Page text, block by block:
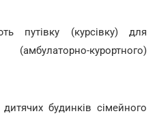
путівку (курсівку) для
курортного)
будинків сімейного